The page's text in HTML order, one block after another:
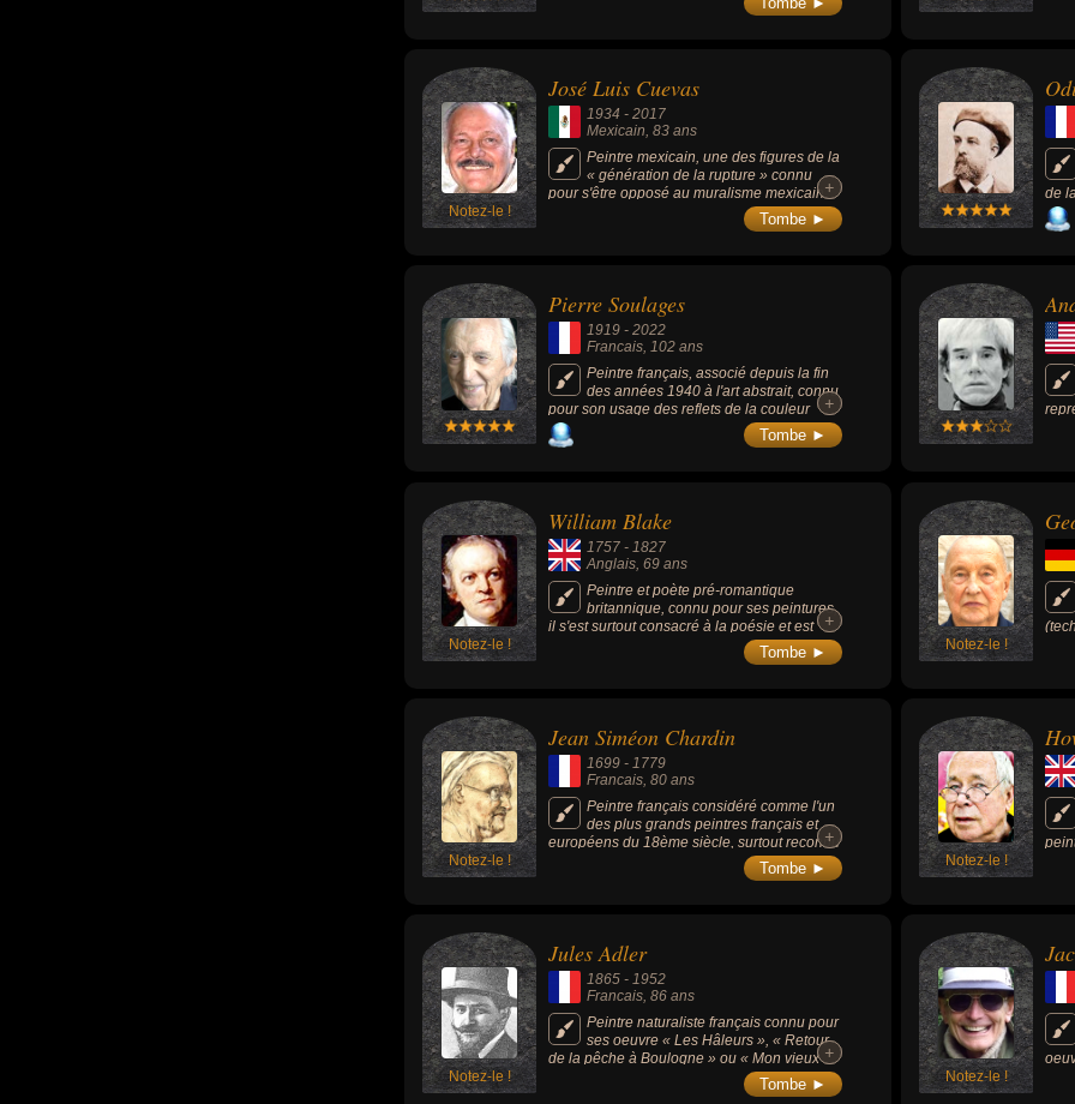
(1920, photomontage) et « L'Éléphant de
Notez-le !
José Luis Cuevas
1934 - 2017
Mexicain, 83 ans
Peintre mexicain, une des figures de la
« génération de la rupture » connu
pour s'être opposé au muralisme mexicain
(mouvement aux thèmes nationalistes de la
première moitié du XXe siècle).
+
+
Tombe ►
de
de
Pierre Soulages
1919 - 2022
Francais, 102 ans
Peintre français, associé depuis la fin
des années 1940 à l'art abstrait, connu
pour son usage des reflets de la couleur
noire, qu'il appelle « noir-lumière » ou «
outrenoir ». Il est l'un des principaux
+
+
Tombe ►
Notez-le !
William Blake
1757 - 1827
Anglais , 69 ans
Peintre et poète pré-romantique
britannique, connu pour ses peintures,
il s'est surtout consacré à la poésie et est
l'auteur d'une œuvre inspirée de visions
bibliques à caractère prophétique. Son style
+
+
Tombe ► Notez-le !
qui
Notez-le !
Jean Siméon Chardin
1699 - 1779
Francais , 80 ans
Peintre français considéré comme l'un
des plus grands peintres français et
européens du 18ème siècle, surtout reconnu
pour ses natures mortes, ses peintures de
+
+
Tombe ► Notez-le !
Notez-le !
Jules Adler
1865 - 1952
Francais, 86 ans
Peintre naturaliste français connu pour
ses oeuvre « Les Hâleurs », « Retour
de la pêche à Boulogne » ou « Mon vieux +
+
Tombe ► Notez-le !